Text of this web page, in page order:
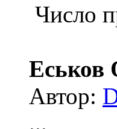
Число
Еськов
Автор:
...